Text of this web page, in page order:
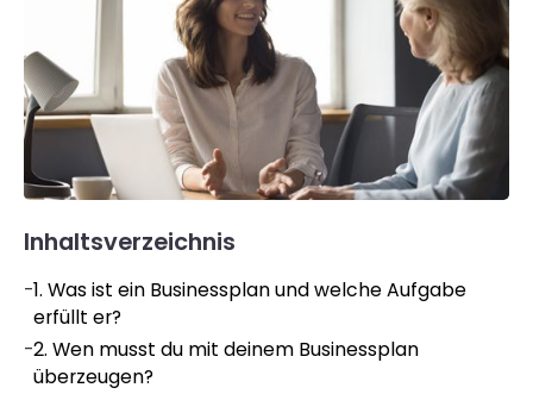
Inhaltsverzeichnis
-1. Was ist ein Businessplan und welche Aufgabe
erfüllt er?
-2. Wen musst du mit deinem Businessplan
überzeugen?